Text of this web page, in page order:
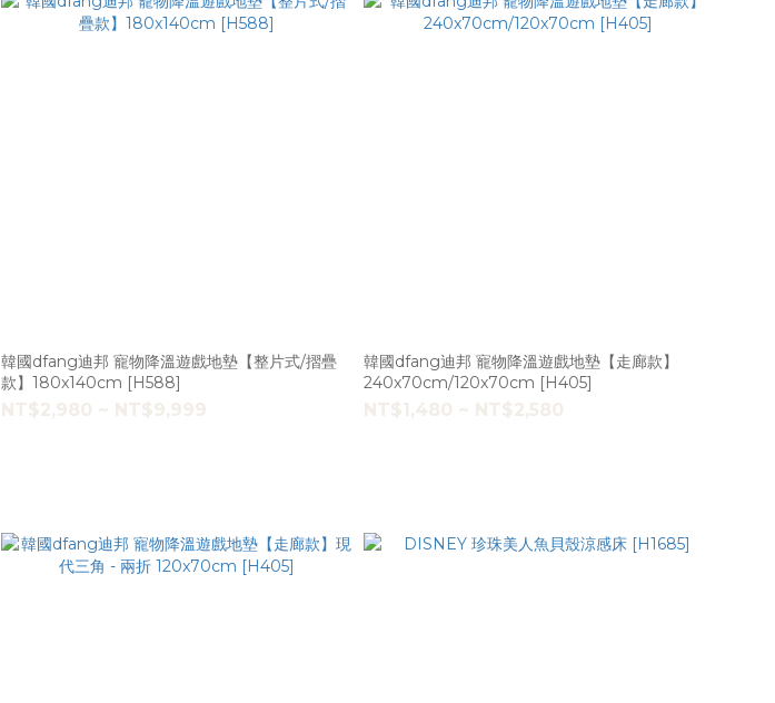
韓國dfang迪邦 寵物降溫遊戲地墊【整片式/摺疊
款】180x140cm [H588]
NT$2,980 ~ NT$9,999
韓國dfang迪邦 寵物降溫遊戲地墊【走廊款】
240x70cm/120x70cm [H405]
NT$1,480 ~ NT$2,580